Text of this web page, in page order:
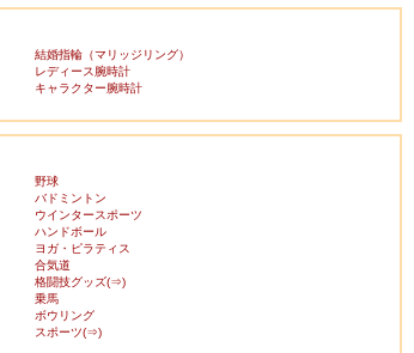
結婚指輪（マリッジリング）
レディース腕時計
キャラクター腕時計
野球
バドミントン
ウインタースポーツ
ハンドボール
ヨガ・ピラティス
合気道
格闘技グッズ(⇒)
乗馬
ボウリング
スポーツ(⇒)